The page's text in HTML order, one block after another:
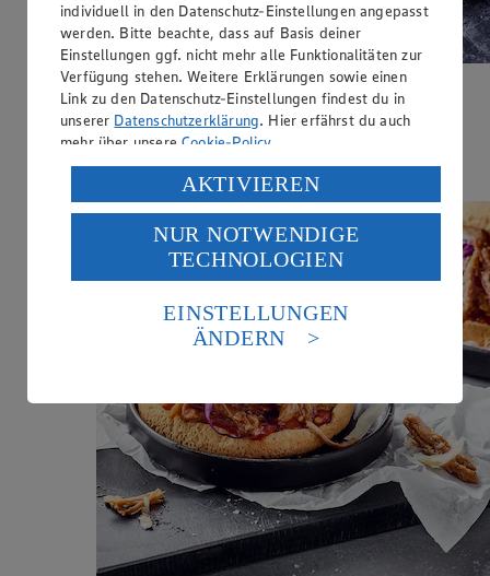
Beef Ribs aus dem Smoker
Zubereitungsdauer
28 h
individuell in den Datenschutz-Einstellungen angepasst
werden. Bitte beachte, dass auf Basis deiner
Einstellungen ggf. nicht mehr alle Funktionalitäten zur
Verfügung stehen. Weitere Erklärungen sowie einen
Link zu den Datenschutz-Einstellungen findest du in
unserer Datenschutzerklärung. Hier erfährst du auch
mehr über unsereCookie-Policy.
Verarbeitung deiner personenbezogenen Daten in den
USA durch Facebook und YouTube:
Wenn du auf „Aktivieren“ klickst, willigst du im Sinne
des Art. 49 Abs. 1 Satz 1 lit. a) DSGVO ein, dass deine
Daten in den USA verarbeitet werden. Der EuGH sieht
die USA als Land mit einem nach europäischen
Standards nicht angemessenen Datenschutzniveau an.
Es besteht das Risiko eines Zugriffs durch US-
Informationen zum Herausgeber der Seite findest du
Impressum
AKTIVIEREN
NUR NOTWENDIGE
TECHNOLOGIEN
EINSTELLUNGEN
ÄNDERN